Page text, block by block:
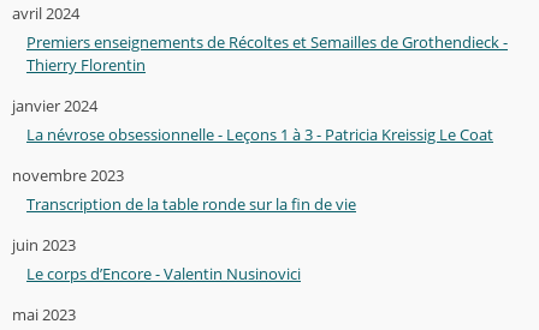
avril 2024
Premiers enseignements de Récoltes et Semailles de Grothendieck -
Thierry Florentin
janvier 2024
La névrose obsessionnelle - Leçons 1 à 3 - Patricia Kreissig Le Coat
novembre 2023
Transcription de la table ronde sur la fin de vie
juin 2023
Le corps d’Encore - Valentin Nusinovici
mai 2023